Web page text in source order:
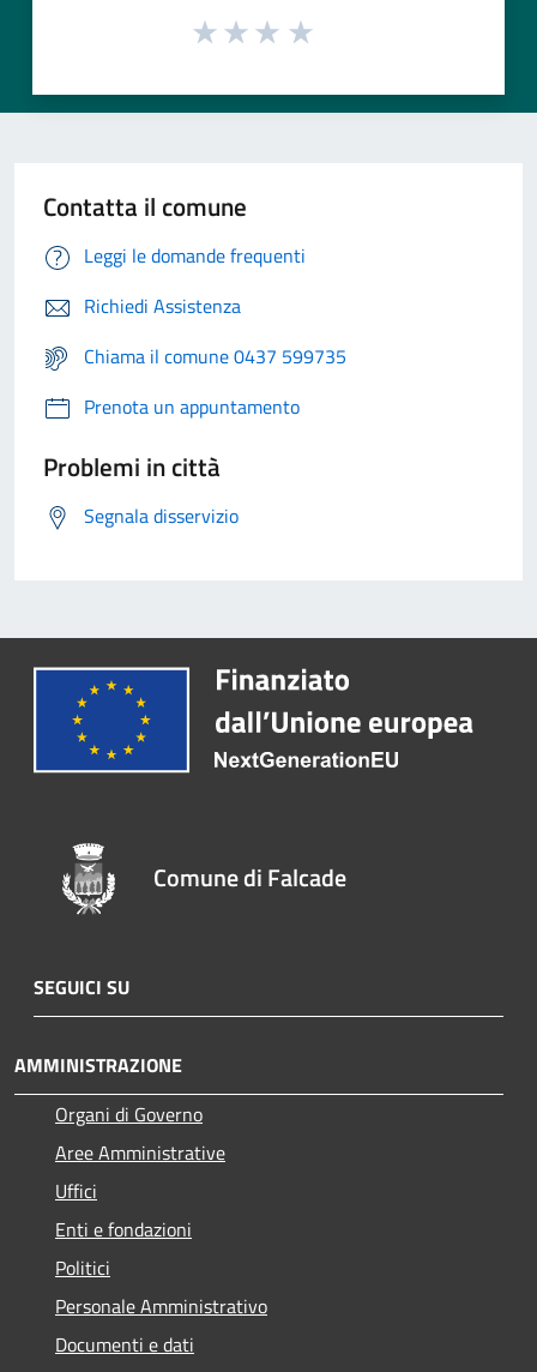
Contatta il comune
Leggi le domande frequenti
Richiedi Assistenza
Chiama il comune 0437 599735
Prenota un appuntamento
Problemi in città
Segnala disservizio
Comune di Falcade
SEGUICI SU
AMMINISTRAZIONE
Organi di Governo
Aree Amministrative
Uffici
Enti e fondazioni
Politici
Personale Amministrativo
Documenti e dati